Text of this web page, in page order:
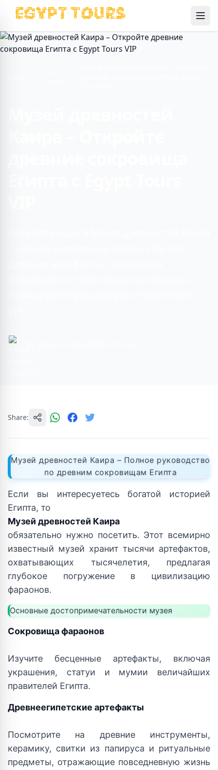
Share:
Музей древностей Каира – Полное руководство
по древним сокровищам Египта
Если вы интересуетесь богатой историей
Египта, то
Музей древностей Каира
обязательно нужно посетить. Этот всемирно
известный музей хранит тысячи артефактов,
охватывающих тысячелетия, предлагая
глубокое погружение в цивилизацию
фараонов.
Основные достопримечательности музея
Сокровища фараонов
Изучите бесценные артефакты, включая
украшения, статуи и мумии величайших
правителей Египта.
Древнеегипетские артефакты
Посмотрите на древние инструменты,
керамику, свитки из папируса и ритуальные
предметы, отражающие повседневную жизнь